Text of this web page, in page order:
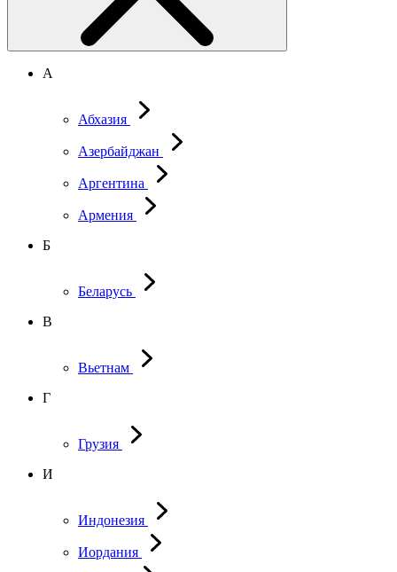
А
Абхазия
Азербайджан
Аргентина
Армения
Б
Беларусь
В
Вьетнам
Г
Грузия
И
Индонезия
Иордания